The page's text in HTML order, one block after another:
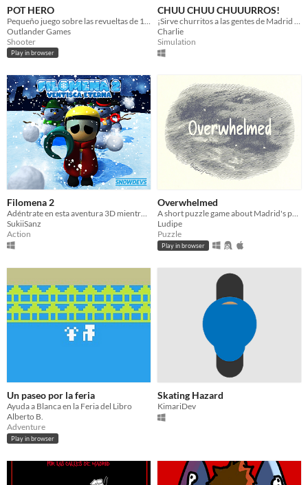
POT HERO
Outlander Games
Shooter
Play in browser
CHUU CHUU CHUUURROS!
Charlie
Simulation
Filomena 2
Adéntrate en esta aventura 3D mientras exploras buscando el metro, recogiendo céntimos y derrotando moñecos de nieve
SukiiSanz
Action
Overwhelmed
A short puzzle game about Madrid's public healthcare system
Ludipe
Puzzle
Play in browser
Un paseo por la feria
​Ayuda a Blanca en la Feria del Libro
Alberto B.
Adventure
Play in browser
Skating Hazard
KimariDev